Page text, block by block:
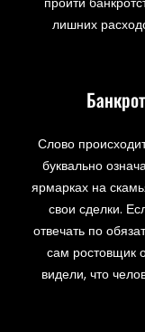
лишних
Слово
буквально
ярмарках на
свои сделки.
отвечать по
сам ростовщик
видели, что